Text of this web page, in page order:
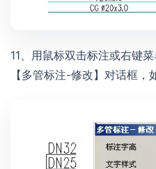
11、用鼠标双击标注或右键
【多管标注-修改】对话框，